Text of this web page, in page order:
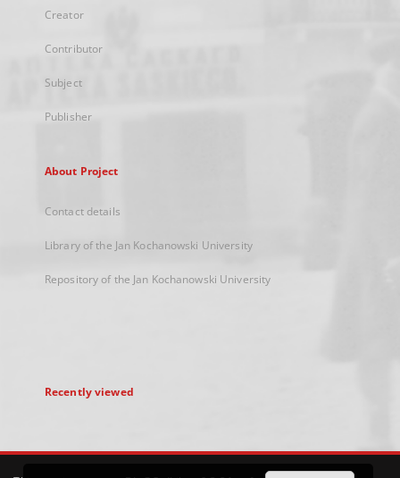
Creator
Contributor
Subject
Publisher
About Project
Contact details
Library of the Jan Kochanowski University
Repository of the Jan Kochanowski University
Recently viewed